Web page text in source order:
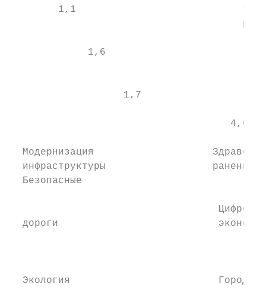
1,1
1,6
1,7
4,0
Модернизация
инфраструктуры                  ранение
  Безопасные
                                   Цифровая
дороги
Экология